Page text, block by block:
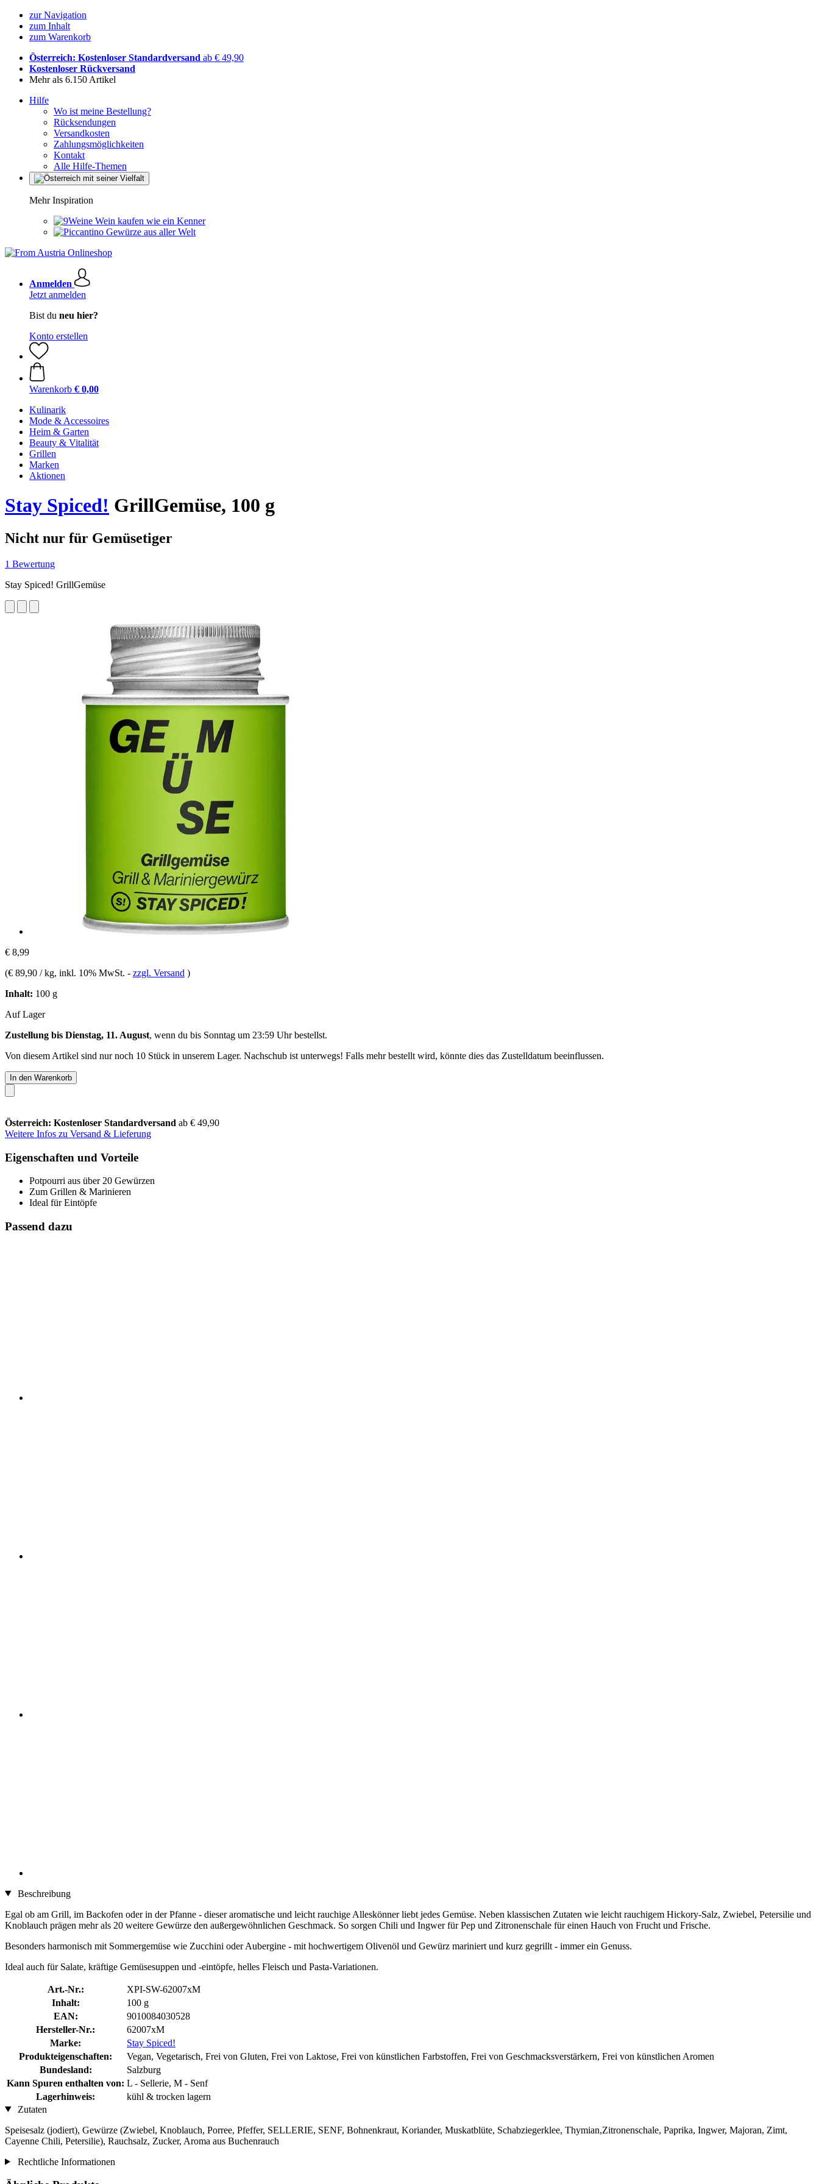
zur Navigation
zum Inhalt
zum Warenkorb
Österreich: Kostenloser Standardversand ab € 49,90
Kostenloser Rückversand
Mehr als 6.150 Artikel
Hilfe
Wo ist meine Bestellung?
Rücksendungen
Versandkosten
Zahlungsmöglichkeiten
Kontakt
Alle Hilfe-Themen
Mehr Inspiration
Wein kaufen wie ein Kenner
Gewürze aus aller Welt
Anmelden
Jetzt anmelden
Bist du neu hier?
Konto erstellen
Warenkorb € 0,00
Kulinarik
Mode & Accessoires
Heim & Garten
Beauty & Vitalität
Grillen
Marken
Aktionen
Stay Spiced! GrillGemüse, 100 g
Nicht nur für Gemüsetiger
1 Bewertung
Stay Spiced! GrillGemüse
€ 8,99
(€ 89,90 / kg, inkl. 10% MwSt. - zzgl. Versand )
Inhalt: 100 g
Auf Lager
Zustellung bis Dienstag, 11. August, wenn du bis Sonntag um 23:59 Uhrbestellst.
Von diesem Artikel sind nur noch 10 Stück in unserem Lager. Nachschub ist unterwegs! Falls mehr bestellt wird, könnte dies das Zustelldatum beeinflussen.
In den Warenkorb
Österreich: Kostenloser Standardversand ab € 49,90
Weitere Infos zu Versand & Lieferung
Eigenschaften und Vorteile
Potpourri aus über 20 Gewürzen
Zum Grillen & Marinieren
Ideal für Eintöpfe
Passend dazu
Beschreibung
Egal ob am Grill, im Backofen oder in der Pfanne - dieser aromatische und leicht rauchige Alleskönner liebt jedes Gemüse. Neben klassischen Zutaten wie leicht rauchigem Hickory-Salz, Zwiebel, Petersilie und
Knoblauch prägen mehr als 20 weitere Gewürze den außergewöhnlichen Geschmack. So sorgen Chili und Ingwer für Pep und Zitronenschale für einen Hauch von Frucht und Frische.
Besonders harmonisch mit Sommergemüse wie Zucchini oder Aubergine - mit hochwertigem Olivenöl und Gewürz mariniert und kurz gegrillt - immer ein Genuss.
Ideal auch für Salate, kräftige Gemüsesuppen und -eintöpfe, helles Fleisch und Pasta-Variationen.
Art.-Nr.:
XPI-SW-62007xM
Inhalt:
100 g
EAN:
9010084030528
Hersteller-Nr.:
62007xM
Marke:
Stay Spiced!
Produkteigenschaften:
Vegan, Vegetarisch, Frei von Gluten, Frei von Laktose, Frei von künstlichen Farbstoffen, Frei von Geschmacksverstärkern, Frei von künstlichen Aromen
Bundesland:
Salzburg
Kann Spuren enthalten von: L - Sellerie, M - Senf
Lagerhinweis:
kühl & trocken lagern
Zutaten
Speisesalz (jodiert), Gewürze (Zwiebel, Knoblauch, Porree, Pfeffer, SELLERIE, SENF, Bohnenkraut, Koriander, Muskatblüte, Schabziegerklee, Thymian,Zitronenschale, Paprika, Ingwer, Majoran, Zimt,
Cayenne Chili, Petersilie), Rauchsalz, Zucker, Aroma aus Buchenrauch
Rechtliche Informationen